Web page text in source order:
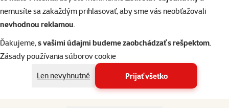
nemusíte sa zakaždým prihlasovať, aby sme vás neobťažovali
nevhodnou reklamou.
Ďakujeme,s vašimi údajmi budeme zaobchádzať s rešpektom.
Zásady používania súborov cookie
Len nevyhnutné
Prijať všetko
Skladom
Small and
Hodnotenie